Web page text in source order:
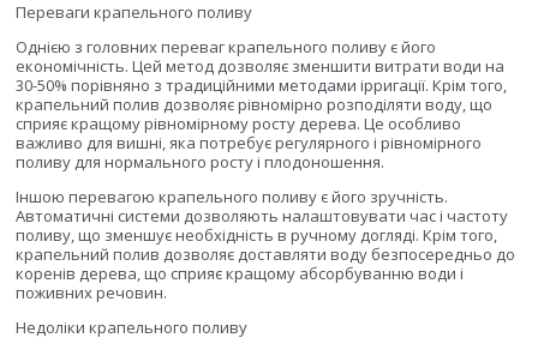
Переваги крапельного поливу
Однією з головних переваг крапельного поливу є його
економічність. Цей метод дозволяє зменшити витрати води на
30-50% порівняно з традиційними методами ірригації. Крім того,
крапельний полив дозволяє рівномірно розподіляти воду, що
сприяє кращому рівномірному росту дерева. Це особливо
важливо для вишні, яка потребує регулярного і рівномірного
поливу для нормального росту і плодоношення.
Іншою перевагою крапельного поливу є його зручність.
Автоматичні системи дозволяють налаштовувати час і частоту
поливу, що зменшує необхідність в ручному догляді. Крім того,
крапельний полив дозволяє доставляти воду безпосередньо до
коренів дерева, що сприяє кращому абсорбуванню води і
поживних речовин.
Недоліки крапельного поливу